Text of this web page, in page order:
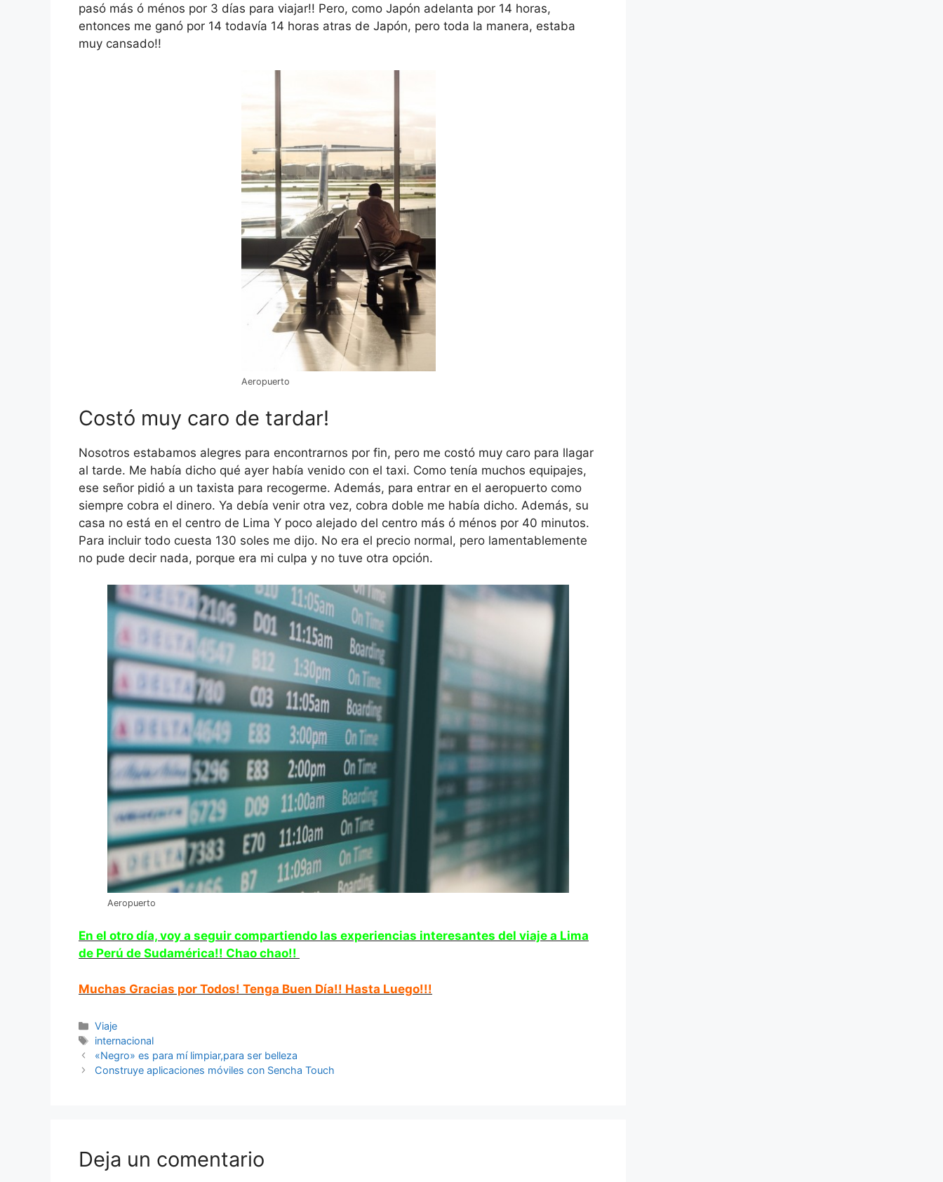
pasó más ó ménos por 3 días para viajar!! Pero, como Japón adelanta por 14 horas,
entonces me ganó por 14 todavía 14 horas atras de Japón, pero toda la manera, estaba
muy cansado!!
Aeropuerto
Costó muy caro de tardar!
Nosotros estabamos alegres para encontrarnos por fin, pero me costó muy caro para llagar
al tarde. Me había dicho qué ayer había venido con el taxi. Como tenía muchos equipajes,
ese señor pidió a un taxista para recogerme. Además, para entrar en el aeropuerto como
siempre cobra el dinero. Ya debía venir otra vez, cobra doble me había dicho. Además, su
casa no está en el centro de Lima Y poco alejado del centro más ó ménos por 40 minutos.
Para incluir todo cuesta 130 soles me dijo. No era el precio normal, pero lamentablemente
no pude decir nada, porque era mi culpa y no tuve otra opción.
Aeropuerto
En el otro día, voy a seguir compartiendo las experiencias interesantes del viaje a Lima
de Perú de Sudamérica!! Chao chao!!
Muchas Gracias por Todos! Tenga Buen Día!! Hasta Luego!!!
Categorías
Viaje
Etiquetas
internacional
«Negro» es para mí limpiar,para ser belleza
Construye aplicaciones móviles con Sencha Touch
Deja un comentario